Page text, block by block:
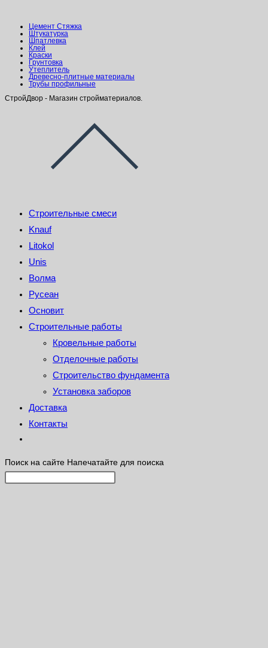
Цемент Стяжка
Штукатурка
Шпатлевка
Клей
Краски
Грунтовка
Утеплитель
Древесно-плитные материалы
Трубы профильные
СтройДвор - Магазин стройматериалов.
Строительные смеси
Knauf
Litokol
Unis
Волма
Русеан
Основит
Строительные работы
Кровельные работы
Отделочные работы
Строительство фундамента
Установка заборов
Доставка
Контакты
Поиск на сайте Напечатайте для поиска